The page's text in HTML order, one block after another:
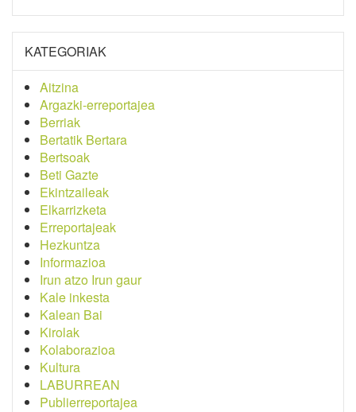
KATEGORIAK
Aitzina
Argazki-erreportajea
Berriak
Bertatik Bertara
Bertsoak
Beti Gazte
Ekintzaileak
Elkarrizketa
Erreportajeak
Hezkuntza
Informazioa
Irun atzo Irun gaur
Kale inkesta
Kalean Bai
Kirolak
Kolaborazioa
Kultura
LABURREAN
Publierreportajea